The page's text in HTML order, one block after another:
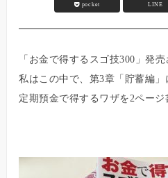
pocket LINE
「お金で得するスゴ技300」発売
私はこの中で、第3章「貯蓄編」
定期預金で得するワザを2ページ